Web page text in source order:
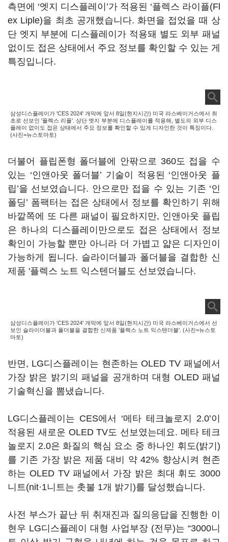
측면에 ‘엣지 디스플레이’가 적용된 ‘플렉스 라이플(Fl
ex Liple)을 최초 공개했습니다. 화면을 접었을 때 상
단 엣지 부분에 디스플레이가 적용돼 별도 외부 패널
없이도 접은 상태에서 주요 정보를 확인할 수 있는 게
특징입니다.
삼성디스플레이가 'CES 2024' 개막에 앞서 8일(현지시간) 미국 라스베이거스에서 최
초로 선보인 '플렉스 리플'. 상단 엣지 부분에 디스플레이를 적용해, 별도의 외부 디스
플레이 없이도 접은 상태에서 주요 정보를 확인할 수 있게 디자인한 것이 특징이다.
(사진=뉴스토마토)
더불어 플립폰형 폴더블에 안팎으로 360도 접을 수
있는 ‘인앤아웃 폴더블’ 기술이 적용된 ‘인앤아웃 플
립’을 선보였습니다. 안으로만 접을 수 있는 기존 ‘인
폴딩’ 폼팩터는 접은 상태에서 정보를 확인하기 위해
바깥쪽에 또 다른 패널이 필요하지만, 인앤아웃 플립
은 하나의 디스플레이만으로도 접은 상태에서 정보
확인이 가능할 뿐만 아니라 더 가볍고 얇은 디자인이
가능하게 됩니다. 슬라이더블과 폴더블을 결합한 신
제품 '플렉스 노트 익스텐더블도 선보였습니다.
삼성디스플레이가 'CES 2024' 개막에 앞서 8일(현지시간) 미국 라스베이거스에서 선
보인 슬라이더블과 폴더블을 결합한 신제품 '플렉스 노트 익스텐더블'. (사진=뉴스토
마토)
반면, LG디스플레이는 현존하는 OLED TV 패널에서
가장 밝은 밝기의 패널을 공개하며 대형 OLED 패널
기술혁신을 뽐냈습니다.
LG디스플레이는 CES에서 ‘메타 테크놀로지 2.0’이
적용된 새로운 OLED TV도 선보였는데요. 메타 테크
놀로지 2.0은 화질의 핵심 요소 중 하나인 휘도(밝기)
를 기존 가장 밝은 제품 대비 약 42% 향상시켜 현존
하는 OLED TV 패널에서 가장 밝은 최대 휘도 3000
니트(nit·1니트는 촛불 1개 밝기)를 달성했습니다.
사전 부스가 끝난 뒤 취재진과 질의응답을 진행한 이
현우 LG디스플레이 대형 사업부장 (전무)는 “3000니